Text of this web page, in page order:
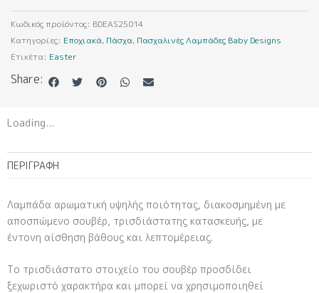
Μονόκερο
BDEAS25014
ποσότητα
Κωδικός προϊόντος: BDEAS25014
Κατηγορίες: Εποχιακά, Πάσχα, Πασχαλινές Λαμπάδες Baby Designs
Ετικέτα: Easter
Share:
Loading...
ΠΕΡΙΓΡΑΦΉ
Λαμπάδα αρωματική υψηλής ποιότητας, διακοσμημένη με
αποσπώμενο σουβέρ, τρισδιάστατης κατασκευής, με
έντονη αίσθηση βάθους και λεπτομέρειας.
Το τρισδιάστατο στοιχείο του σουβέρ προσδίδει
ξεχωριστό χαρακτήρα και μπορεί να χρησιμοποιηθεί